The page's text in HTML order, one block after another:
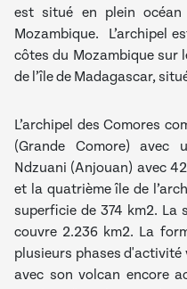
est situé en plein
Mozambique. L’archipel
côtes du Mozambique sur
de l’île de Madagascar,
L’archipel des Comores
(Grande Comore) avec
Ndzuani (Anjouan) avec
et la quatrième île de
superficie de 374 km2. La
couvre 2.236 km2. La
plusieurs phases d'activité
avec son volcan encore